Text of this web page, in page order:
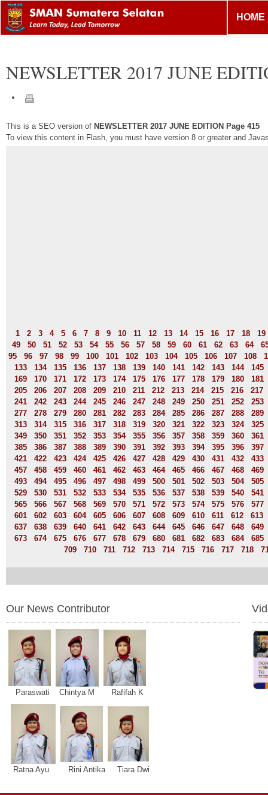
HOME
NEWSLETTER 2017 JUNE
This is a SEO version of NEWSLETTER 2017 JUNE EDITION Page 415
To view this content in Flash, you must have version 8 or greater and
1 2 3 4 5 6 7 8 9 10 11 12 13 14 15 16 17 18
19
49
50 51 52 53 54 55 56 57 58 59 60 61 62 63 64
95
96 97 98 99 100 101 102 103 104 105 106 107 108
133
134 135 136 137 138 139 140 141 142 143 144
145
169
170 171 172 173 174 175 176 177 178 179 180
181
205
206 207 208 209 210 211 212 213 214 215 216
217
241
242 243 244 245 246 247 248 249 250 251 252
253
277
278 279 280 281 282 283 284 285 286 287 288
289
313
314 315 316 317 318 319 320 321 322 323 324
325
349
350 351 352 353 354 355 356 357 358 359 360
361
385
386 387 388 389 390 391 392 393 394 395 396
397
421
422 423 424 425 426 427 428 429 430 431 432
433
457
458 459 460 461 462 463 464 465 466 467 468
469
493
494 495 496 497 498 499 500 501 502 503 504
505
529
530 531 532 533 534 535 536 537 538 539 540
541
565
566 567 568 569 570 571 572 573 574 575 576
577
601
602 603 604 605 606 607 608 609 610 611 612
613
637
638 639 640 641 642 643 644 645 646 647 648
649
673
674 675 676 677 678 679 680 681 682 683 684
685
709
710 711 712 713 714 715 716 717 718
Our News Contributor
Paraswati Chintya M Rafifah K
Ratna Ayu Rini Antika Tiara Dwi